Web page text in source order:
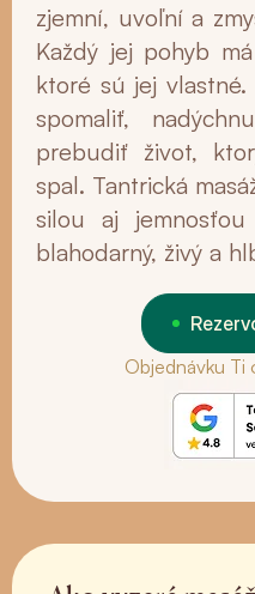
zjemní, uvoľní a
Každý jej pohyb
ktoré sú jej
spomaliť,
prebudiť život,
spal. Tantrická
silou aj
blahodarný, živý a
Objednávku Ti